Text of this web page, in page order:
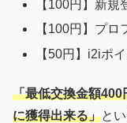
【100円】新規
【100円】プ
【50円】i2iポ
「最低交換金額400
に獲得出来る」と